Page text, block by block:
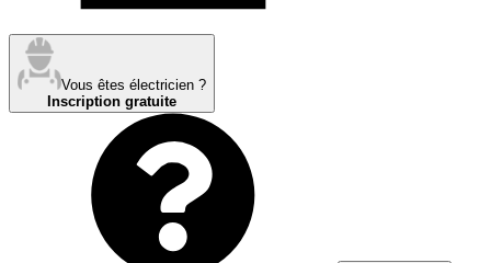
Vous êtes électricien ?
Inscription gratuite